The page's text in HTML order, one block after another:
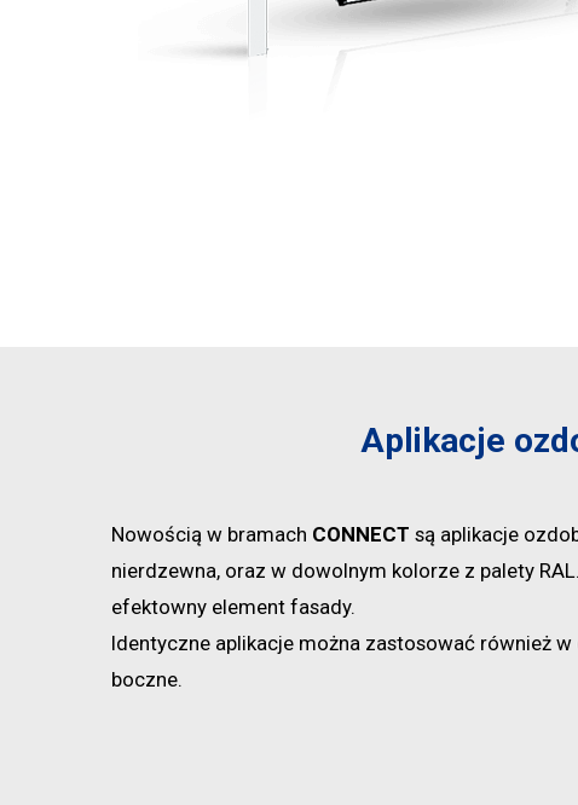
Aplikacje
Nowością w bramach CONNECT są aplikacje
nierdzewna, oraz w dowolnym kolorze z palety
efektowny element fasady.
Identyczne aplikacje można zastosować również
boczne.